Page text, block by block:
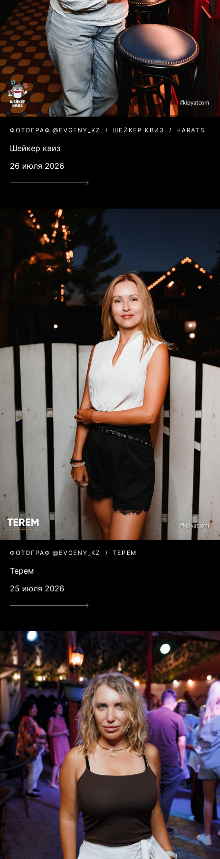
ФОТОГРАФ @EVGENY_KZ ШЕЙКЕР КВИЗ HARATS
Шейкер квиз
26 июля 2026
ФОТОГРАФ @EVGENY_KZ ТЕРЕМ
Терем
25 июля 2026